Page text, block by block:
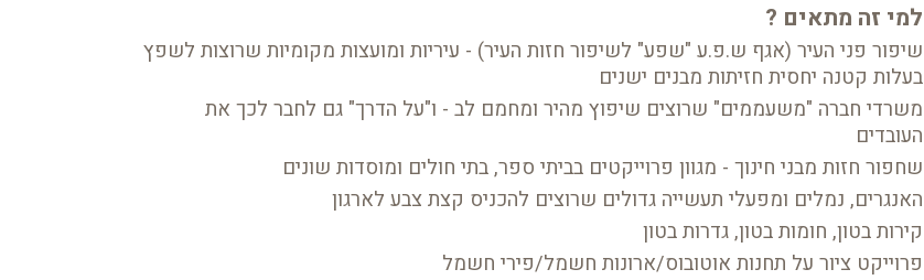
למי זה מתאים ?
שיפור פני העיר (אגף ש.פ.ע "שפע" לשיפור חזות העיר) - עיריות ומועצות מקומיות שרוצות לשפץ
בעלות קטנה יחסית חזיתות מבנים ישנים
משרדי חברה "משעממים" שרוצים שיפוץ מהיר ומחמם לב - ו"על הדרך" גם לחבר לכך את
העובדים
שחפור חזות מבני חינוך - מגוון פרוייקטים בביתי ספר, בתי חולים ומוסדות שונים
האנגרים, נמלים ומפעלי תעשייה גדולים שרוצים להכניס קצת צבע לארגון
קירות בטון, חומות בטון, גדרות בטון
פרוייקט ציור על תחנות אוטובוס/ארונות חשמל/פירי חשמל